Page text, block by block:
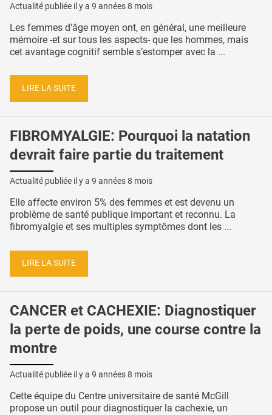
Actualité publiée il y a 9 années 8 mois
Les femmes d'âge moyen ont, en général, une meilleure
mémoire -et sur tous les aspects- que les hommes, mais
cet avantage cognitif semble s’estomper avec la ...
LIRE LA SUITE
FIBROMYALGIE: Pourquoi la natation
devrait faire partie du traitement
Actualité publiée il y a 9 années 8 mois
Elle affecte environ 5% des femmes et est devenu un
problème de santé publique important et reconnu. La
fibromyalgie et ses multiples symptômes dont les ...
LIRE LA SUITE
CANCER et CACHEXIE: Diagnostiquer
la perte de poids, une course contre la
montre
Actualité publiée il y a 9 années 8 mois
Cette équipe du Centre universitaire de santé McGill
propose un outil pour diagnostiquer la cachexie, un